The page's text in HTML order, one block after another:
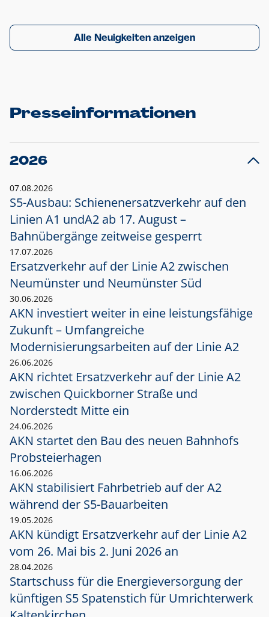
Alle Neuigkeiten anzeigen
Presseinformationen
2026
07.08.2026
S5-Ausbau: Schienenersatzverkehr auf den
Linien A1 undA2 ab 17. August –
Bahnübergänge zeitweise gesperrt
17.07.2026
Ersatzverkehr auf der Linie A2 zwischen
Neumünster und Neumünster Süd
30.06.2026
AKN investiert weiter in eine leistungsfähige
Zukunft – Umfangreiche
Modernisierungsarbeiten auf der Linie A2
26.06.2026
AKN richtet Ersatzverkehr auf der Linie A2
zwischen Quickborner Straße und
Norderstedt Mitte ein
24.06.2026
AKN startet den Bau des neuen Bahnhofs
Probsteierhagen
16.06.2026
AKN stabilisiert Fahrbetrieb auf der A2
während der S5-Bauarbeiten
19.05.2026
AKN kündigt Ersatzverkehr auf der Linie A2
vom 26. Mai bis 2. Juni 2026 an
28.04.2026
Startschuss für die Energieversorgung der
künftigen S5 Spatenstich für Umrichterwerk